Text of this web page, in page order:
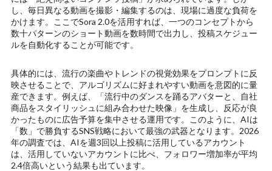
し、毎日異なる動画を撮影・編集するのは、現場に過度な負荷を
かけます。ここでSora 2.0を活用すれば、一つのコンセプトから
数十パターンのショート動画を数時間で出力し、投稿スケジュー
ルを自動化することが可能です。
具体的には、流行の楽曲やトレンドの視覚効果をプロンプトに反
映させることで、アルゴリズムに好まれやすい動画を意図的に量
産できます。例えば、「流行中のダンスを踊るアバターと、自社
商品をスタイリッシュに組み合わせた映像」を生成し、反応が良
かったものに広告予算を集中させる運用です。このように、AIは
「数」で勝負するSNS戦略において最強の武器となります。2026
年の調査では、AIを週3回以上投稿に活用しているアカウント
は、活用していないアカウントに比べ、フォロワー増加率が平均
2.4倍高いという結果も出ています。